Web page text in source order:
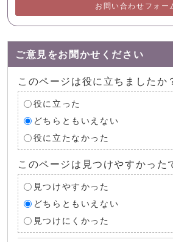
お問い合わせフォー
ご意見をお聞かせください
このページは役に立ちましたか
役に立った
どちらともいえない
役に立たなかった
このページは見つけやすかった
見つけやすかった
どちらともいえない
見つけにくかった